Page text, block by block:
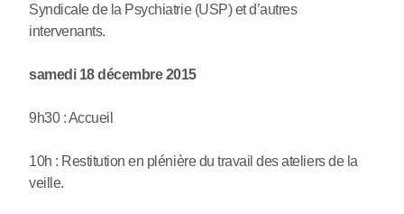
Syndicale de la Psychiatrie (USP) et d’autres
intervenants.
samedi 18 décembre 2015
9h30 : Accueil
10h : Restitution en plénière du travail des ateliers de la
veille.